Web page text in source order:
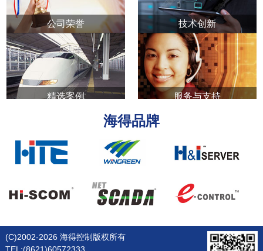
公司荣誉 技术创新
精选案例 服务与支持
海得品牌
(C)2002-2026 海得控制版权所有